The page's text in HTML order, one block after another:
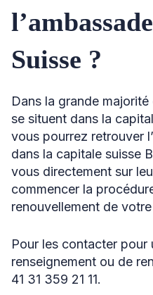
Suisse ?
Dans la grande
se situent dans la
vous pourrez retrouver
dans la capitale suisse
vous directement sur
commencer la
renouvellement de
Pour les contacter pour
renseignement ou de
41 31 359 21 11.